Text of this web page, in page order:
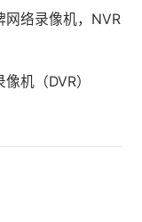
络录像机，NVR
机（DVR）